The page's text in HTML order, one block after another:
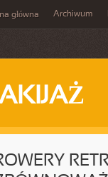
główna Archiwum